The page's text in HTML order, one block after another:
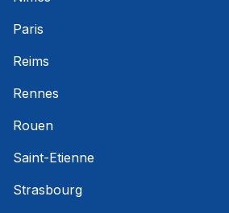
Paris
Reims
Rennes
Rouen
Saint-Etienne
Strasbourg